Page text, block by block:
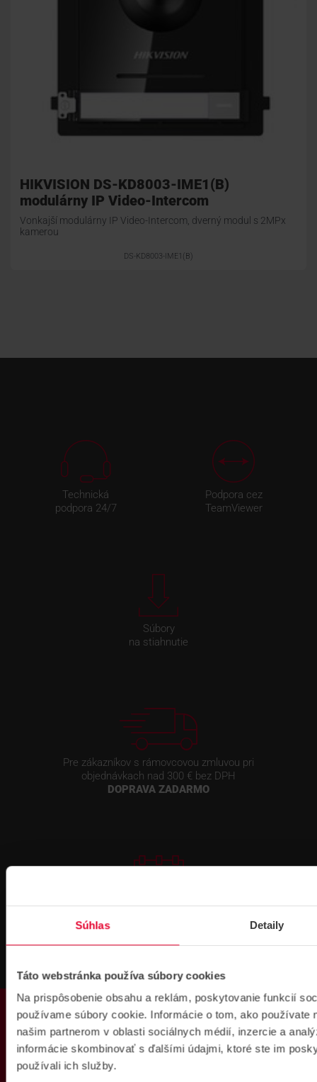
Súhlas Detaily
Táto webstránka používa súbory cookies
Na prispôsobenie obsahu a reklám, poskytovanie funkcií
používame súbory cookie. Informácie o tom, ako používate
našim partnerom v oblasti sociálnych médií, inzercie a
informácie skombinovať s ďalšími údajmi, ktoré ste im
používali ich služby.
PRODUKTY
HIKVISION DS-KD8003-IME1(B)
modulárny IP Video-Intercom
Vonkajší modulárny IP Video-Intercom, dverný modul s 2MPx
kamerou
DS-KD8003-IME1(B)
Technická
podpora 24/7
Podpora cez
TeamViewer
Súbory
na stiahnutie
Pre zákazníkov s rámovcovou zmluvou pri
objednávkach nad 300 € bez DPH
DOPRAVA ZADARMO
Prihlásenie
Fakturačné údaje
IČO: 36340804 | DIČ: 2021919658